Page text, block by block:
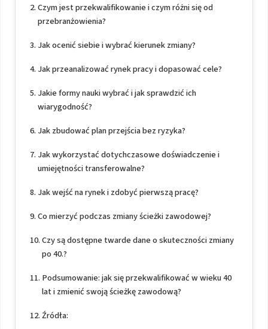
Czym jest przekwalifikowanie i czym różni się od
przebranżowienia?
Jak ocenić siebie i wybrać kierunek zmiany?
Jak przeanalizować rynek pracy i dopasować cele?
Jakie formy nauki wybrać i jak sprawdzić ich
wiarygodność?
Jak zbudować plan przejścia bez ryzyka?
Jak wykorzystać dotychczasowe doświadczenie i
umiejętności transferowalne?
Jak wejść na rynek i zdobyć pierwszą pracę?
Co mierzyć podczas zmiany ścieżki zawodowej?
Czy są dostępne twarde dane o skuteczności zmiany
po 40.?
Podsumowanie: jak się przekwalifikować w wieku 40
lat i zmienić swoją ścieżkę zawodową?
Źródła: